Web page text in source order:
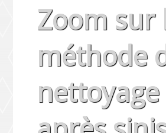
Zoom sur
méthode
nettoyage